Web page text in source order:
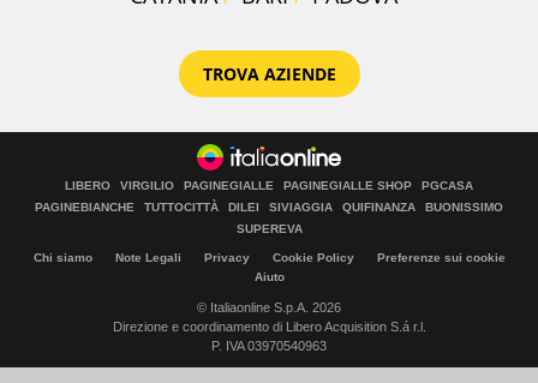
TROVA AZIENDE
LIBERO VIRGILIO PAGINEGIALLE PAGINEGIALLE SHOP
PGCASA
PAGINEBIANCHE
TUTTOCITTÀ DILEI SIVIAGGIA QUIFINANZA
BUONISSIMO
SUPEREVA
Chi siamo Note Legali Privacy Cookie Policy
Preferenze sui cookie
Aiuto
© Italiaonline S.p.A. 2026
Direzione e coordinamento di Libero Acquisition S.á r.l.
P. IVA 03970540963